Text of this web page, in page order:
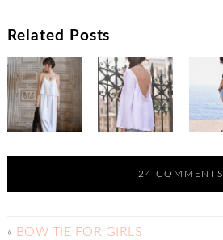
Related Posts
24 COMMENTS
« BOW TIE FOR GIRLS